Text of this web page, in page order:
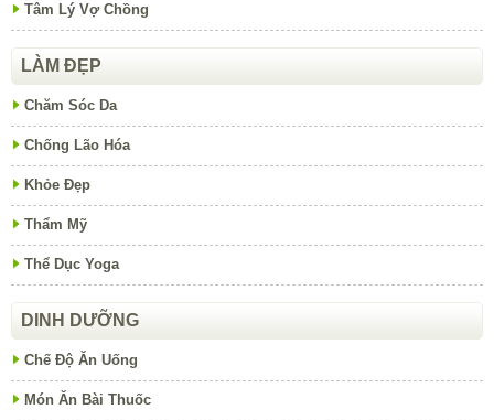
Tâm Lý Vợ Chồng
LÀM ĐẸP
Chăm Sóc Da
Chống Lão Hóa
Khỏe Đẹp
Thẩm Mỹ
Thể Dục Yoga
DINH DƯỠNG
Chế Độ Ăn Uống
Món Ăn Bài Thuốc